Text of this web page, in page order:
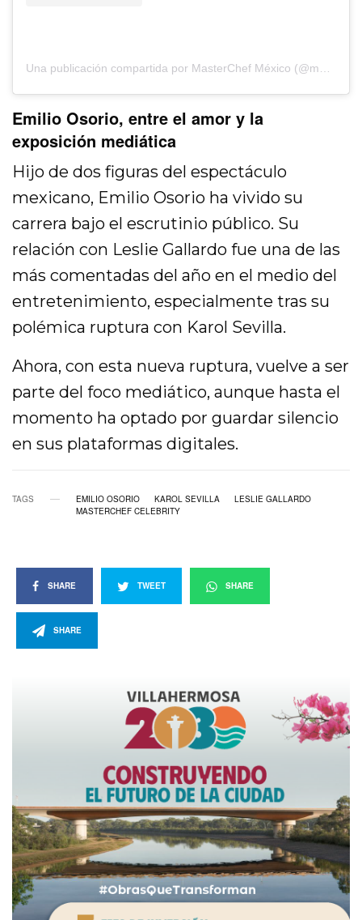
Emilio Osorio, entre el amor y la
exposición mediática
Hijo de dos figuras del espectáculo
mexicano, Emilio Osorio ha vivido su
carrera bajo el escrutinio público. Su
relación con Leslie Gallardo fue una de las
más comentadas del año en el medio del
entretenimiento, especialmente tras su
polémica ruptura con Karol Sevilla.
Ahora, con esta nueva ruptura, vuelve a ser
parte del foco mediático, aunque hasta el
momento ha optado por guardar silencio
en sus plataformas digitales.
TAGS EMILIO OSORIO KAROL SEVILLA
LESLIE GALLARDO
MASTERCHEF CELEBRITY
SHARE TWEET SHARE
SHARE